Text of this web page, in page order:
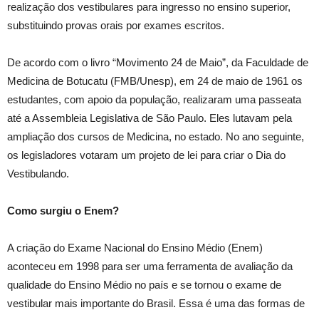
realização dos vestibulares para ingresso no ensino superior,
substituindo provas orais por exames escritos.
De acordo com o livro “Movimento 24 de Maio”, da Faculdade de
Medicina de Botucatu (FMB/Unesp), em 24 de maio de 1961 os
estudantes, com apoio da população, realizaram uma passeata
até a Assembleia Legislativa de São Paulo. Eles lutavam pela
ampliação dos cursos de Medicina, no estado. No ano seguinte,
os legisladores votaram um projeto de lei para criar o Dia do
Vestibulando.
Como surgiu o Enem?
A criação do Exame Nacional do Ensino Médio (Enem)
aconteceu em 1998 para ser uma ferramenta de avaliação da
qualidade do Ensino Médio no país e se tornou o exame de
vestibular mais importante do Brasil. Essa é uma das formas de